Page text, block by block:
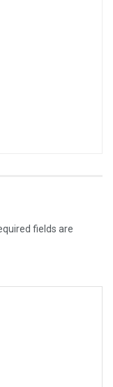
fields are